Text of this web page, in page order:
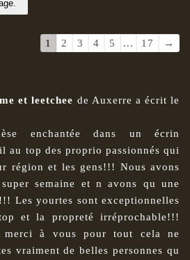
Navigation
dans
du
d’or
1 2 3 4 5 ... 17 →
et leetchee de Auxerre a écrit le
enchantée dans un écrin
au top des proprio passionnés qui
région et les gens!!! Nous avons
semaine et n avons qu une
Les yourtes sont exceptionnelles
et la propreté irréprochable!!!
à vous pour tout cela ne
vraiment de belles personnes qu